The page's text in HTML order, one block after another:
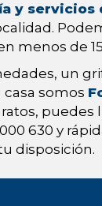
y servicios
menos de
un
casa somos
puedes
630 y
disposición.